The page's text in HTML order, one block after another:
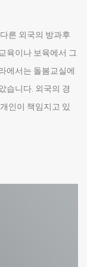
른 외국의 방과후
육이나 보육에서 그
에서는 돌봄교실에
습니다. 외국의 경
인이 책임지고 있